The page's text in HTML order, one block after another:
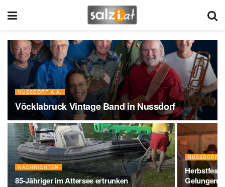
NUSSDORF A.A.
Vöcklabruck Vintage Band in Nussdorf
NACHRICHTEN
85-Jähriger im Attersee ertrunken
NUSSDORF
Herbstfest
Gelungene